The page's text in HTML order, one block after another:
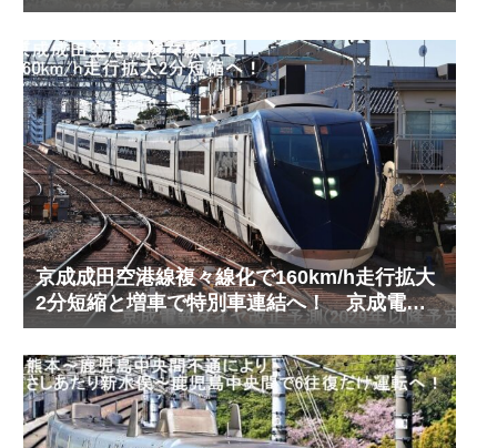
京成成田空港線複々線化で160km/h走行拡大
2分短縮と増車で特別車連結へ！ 京成電鉄
ダイヤ改正予測(2029年以降予定)